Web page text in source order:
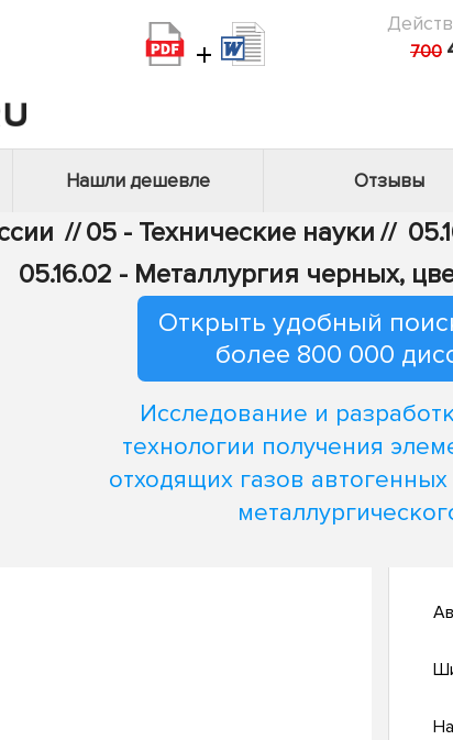
+ 700
Нашли дешевле Отзывы
// 05 - Технические науки //
05.16.02 - Металлургия черных,
Открыть удобный
более 800 000
Исследование и
технологии получения
отходящих газов